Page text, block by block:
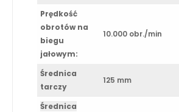
Prędkość
obrotów na
biegu
jałowym:
10.000 obr./min
Średnica
tarczy
125 mm
Średnica